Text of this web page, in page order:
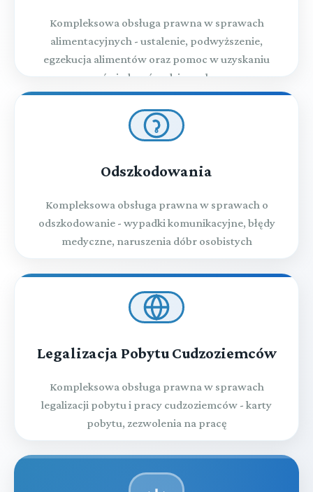
Kompleksowa obsługa prawna w sprawach
alimentacyjnych - ustalenie, podwyższenie,
egzekucja alimentów oraz pomoc w uzyskaniu
świadczeń rodzinnych
Odszkodowania
Kompleksowa obsługa prawna w sprawach o
odszkodowanie - wypadki komunikacyjne, błędy
medyczne, naruszenia dóbr osobistych
Legalizacja Pobytu Cudzoziemców
Kompleksowa obsługa prawna w sprawach
legalizacji pobytu i pracy cudzoziemców - karty
pobytu, zezwolenia na pracę